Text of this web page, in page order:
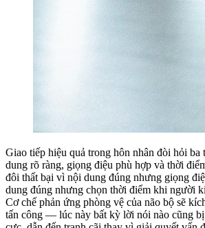
Giao tiếp hiệu quả trong hôn nhân đòi hỏi ba
dung rõ ràng, giọng điệu phù hợp và thời
đôi thất bại vì nội dung đúng nhưng giọng
dung đúng nhưng chọn thời điểm khi người
Cơ chế phản ứng phòng vệ của não bộ sẽ
tấn công — lúc này bất kỳ lời nói nào cũng